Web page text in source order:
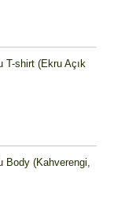
T-shirt (Ekru Açık
Body (Kahverengi,